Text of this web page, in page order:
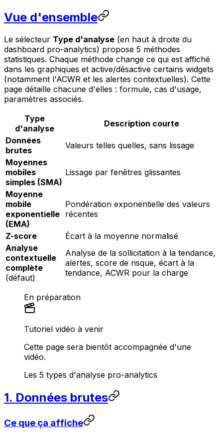
Vue d'ensemble
Le sélecteur Type d'analyse (en haut à droite du
dashboard pro-analytics) propose 5 méthodes
statistiques. Chaque méthode change ce qui est affiché
dans les graphiques et active/désactive certains widgets
(notamment l'ACWR et les alertes contextuelles). Cette
page détaille chacune d'elles : formule, cas d'usage,
paramètres associés.
Type
d'analyse
Description courte
Données
brutes
Valeurs telles quelles, sans lissage
Moyennes
mobiles
simples (SMA)
Lissage par fenêtres glissantes
Moyenne
mobile
exponentielle
(EMA)
Pondération exponentielle des valeurs
récentes
Z-score
Écart à la moyenne normalisé
Analyse
contextuelle
complète
(défaut)
Analyse de la sollicitation à la tendance,
alertes, score de risque, écart à la
tendance, ACWR pour la charge
En préparation
Tutoriel vidéo à venir
Cette page sera bientôt accompagnée d'une
vidéo.
Les 5 types d'analyse pro-analytics
1. Données brutes
Ce que ça affiche